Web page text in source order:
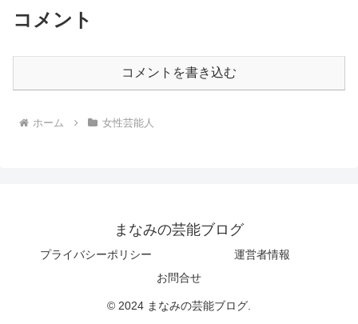
コメント
コメントを書き込む
ホーム 女性芸能人
まなみの芸能ブログ
プライバシーポリシー
運営者情報
お問合せ
© 2024 まなみの芸能ブログ.